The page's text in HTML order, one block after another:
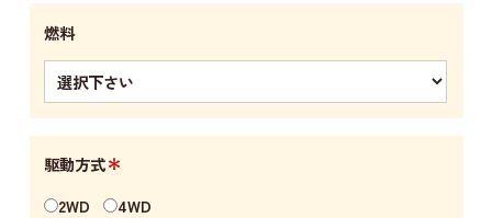
燃料
駆動方式＊
2WD 4WD